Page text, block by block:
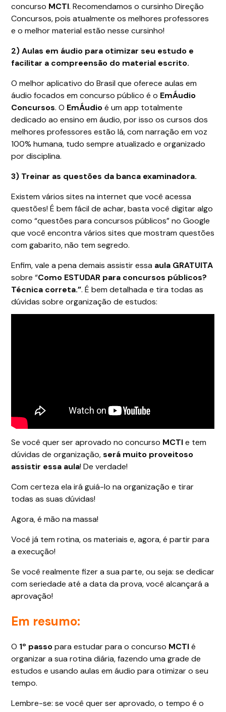
concurso MCTI. Recomendamos o cursinho Direção
Concursos, pois atualmente os melhores professores
e o melhor material estão nesse cursinho!
2) Aulas em áudio para otimizar seu estudo e
facilitar a compreensão do material escrito.
O melhor aplicativo do Brasil que oferece aulas em
áudio focados em concurso público é o EmÁudio
Concursos. O EmÁudioé um app totalmente
dedicado ao ensino em áudio, por isso os cursos dos
melhores professores estão lá, com narração em voz
100% humana, tudo sempre atualizado e organizado
por disciplina.
3) Treinar as questões da banca examinadora.
Existem vários sites na internet que você acessa
questões! É bem fácil de achar, basta você digitar algo
como “questões para concursos públicos” no Google
que você encontra vários sites que mostram questões
com gabarito, não tem segredo.
Enfim, vale a pena demais assistir essa aula GRATUITA
sobre “Como ESTUDAR para concursos públicos?
Técnica correta.”. É bem detalhada e tira todas as
dúvidas sobre organização de estudos:
Se você quer ser aprovado no concurso MCTIe tem
dúvidas de organização,será muito proveitoso
assistir essa aula! De verdade!
Com certeza ela irá guiá-lo na organização e tirar
todas as suas dúvidas!
Agora, é mão na massa!
Você já tem rotina, os materiais e, agora, é partir para
a execução!
Se você realmente fizer a sua parte, ou seja: se dedicar
com seriedade até a data da prova, você alcançará a
aprovação!
Em resumo:
O 1º passopara estudar para o concurso MCTIé
organizar a sua rotina diária, fazendo uma grade de
estudos e usando aulas em áudio para otimizar o seu
tempo.
Lembre-se: se você quer ser aprovado, o tempo é o